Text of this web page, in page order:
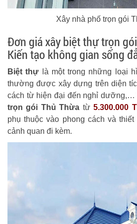
Xây nhà phố trọn gói
Đơn giá xây biệt thự trọn
Kiến tạo không gian sống
Biệt thự là một trong những loại
thường được xây dựng trên diện
cách từ hiện đại đến nghỉ dưỡng,…
trọn gói Thủ Thừa từ5.300.000
phụ thuộc vào phong cách và
cảnh quan đi kèm.